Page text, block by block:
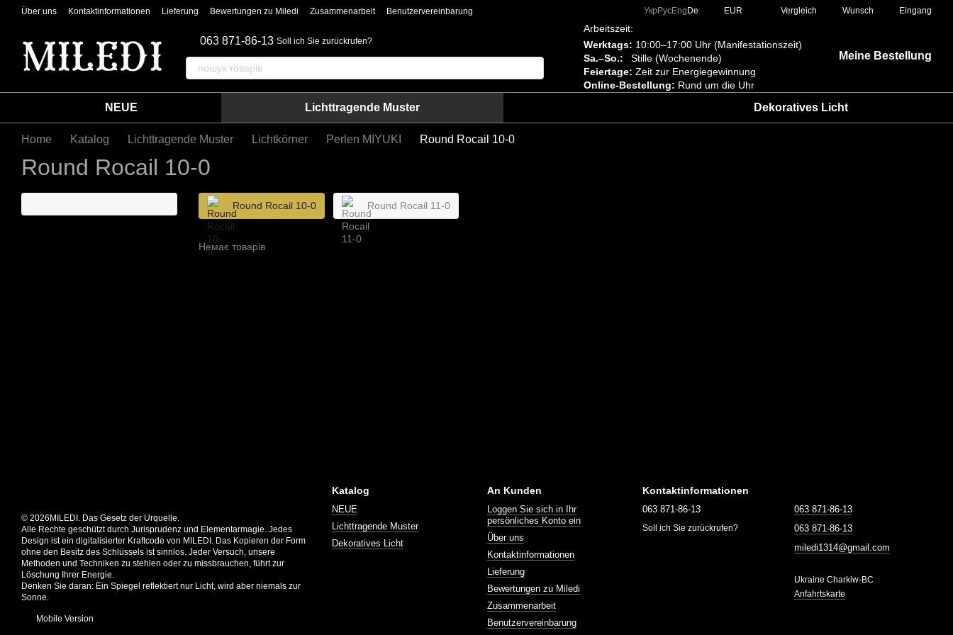
Перейти к основному контенту
Über uns Kontaktinformationen Lieferung Bewertungen zu Miledi Zusammenarbeit Benutzervereinbarung Укр РусEng De EUR Vergleich Wunsch Eingang
063 871-86-13 Soll ich Sie zurückrufen?
Arbeitszeit:
Werktags: 10:00–17:00 Uhr (Manifestationszeit)
Sa.–So.:
Stille (Wochenende)
Feiertage: Zeit zur Energiegewinnung
Online-Bestellung: Rund um die Uhr
Meine Bestellung
NEUE Lichttragende Muster Dekoratives Licht
Home Katalog Lichttragende Muster Lichtkörner Perlen MIYUKI Round Rocail 10-0
Round Rocail 10-0
Round Rocail 10-0 Round Rocail 11-0
Немає товарів
© 2026MILEDI. Das Gesetz der Urquelle.
Alle Rechte geschützt durch Jurisprudenz und Elementarmagie. Jedes
Design ist ein digitalisierter Kraftcode von MILEDI. Das Kopieren der Form
ohne den Besitz des Schlüssels ist sinnlos. Jeder Versuch, unsere
Methoden und Techniken zu stehlen oder zu missbrauchen, führt zur
Löschung Ihrer Energie.
Denken Sie daran: Ein Spiegel reflektiert nur Licht, wird aber niemals zur
Sonne.
Mobile Version
Katalog
NEUE
Lichttragende Muster
Dekoratives Licht
An Kunden
Loggen Sie sich in Ihr
persönliches Konto ein
Über uns
Kontaktinformationen
Lieferung
Bewertungen zu Miledi
Zusammenarbeit
Benutzervereinbarung
Kontaktinformationen
063 871-86-13
Soll ich Sie zurückrufen?
063 871-86-13
063 871-86-13
miledi1314@gmail.com
Ukraine Charkiw-BC
Anfahrtskarte